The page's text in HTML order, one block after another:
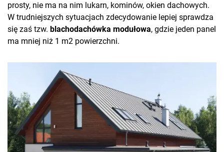
prosty, nie ma na nim lukarn, kominów, okien dachowych.
W trudniejszych sytuacjach zdecydowanie lepiej sprawdza
się zaś tzw. blachodachówka modułowa, gdzie jeden panel
ma mniej niż 1 m2 powierzchni.